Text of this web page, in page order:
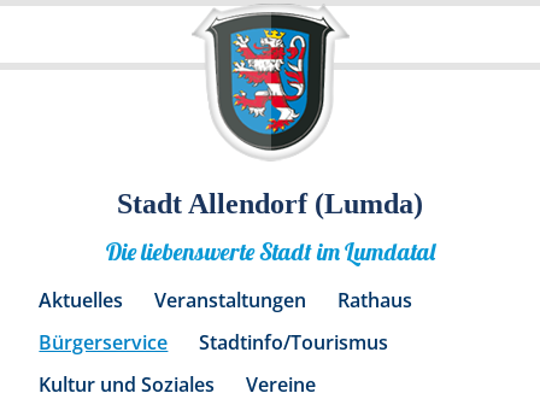
Stadt Allendorf (Lumda)
Die liebenswerte Stadt im Lumdatal
Aktuelles Veranstaltungen
Rathaus
Bürgerservice
Stadtinfo/Tourismus
Kultur und Soziales
Vereine